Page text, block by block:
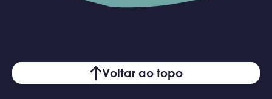
Voltar ao topo